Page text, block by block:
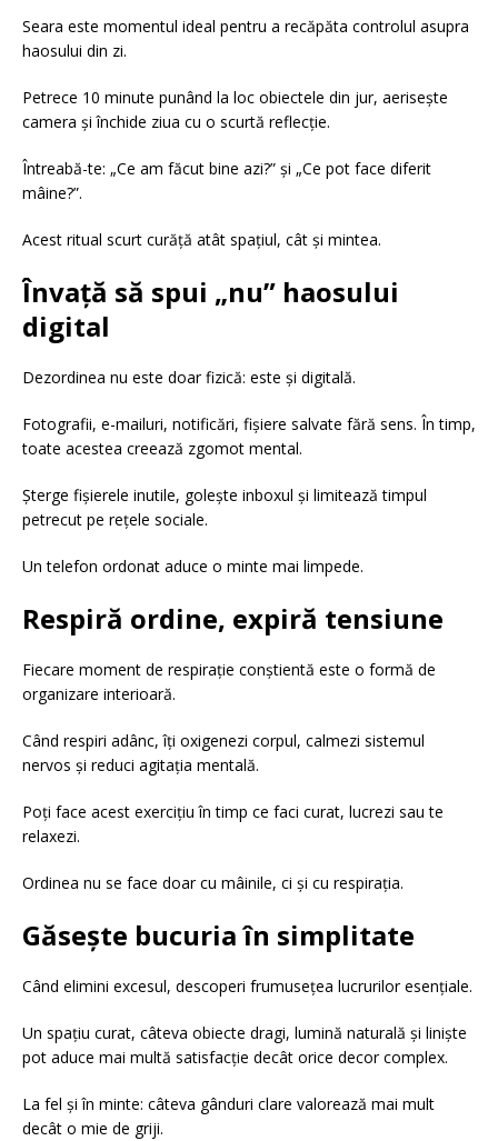
Seara este momentul ideal pentru a recăpăta controlul asupra
haosului din zi.
Petrece 10 minute punând la loc obiectele din jur, aerisește
camera și închide ziua cu o scurtă reflecție.
Întreabă-te: „Ce am făcut bine azi?” și „Ce pot face diferit
mâine?”.
Acest ritual scurt curăță atât spațiul, cât și mintea.
Învață să spui „nu” haosului
digital
Dezordinea nu este doar fizică: este și digitală.
Fotografii, e-mailuri, notificări, fișiere salvate fără sens. În timp,
toate acestea creează zgomot mental.
Șterge fișierele inutile, golește inboxul și limitează timpul
petrecut pe rețele sociale.
Un telefon ordonat aduce o minte mai limpede.
Respiră ordine, expiră tensiune
Fiecare moment de respirație conștientă este o formă de
organizare interioară.
Când respiri adânc, îți oxigenezi corpul, calmezi sistemul
nervos și reduci agitația mentală.
Poți face acest exercițiu în timp ce faci curat, lucrezi sau te
relaxezi.
Ordinea nu se face doar cu mâinile, ci și cu respirația.
Găsește bucuria în simplitate
Când elimini excesul, descoperi frumusețea lucrurilor esențiale.
Un spațiu curat, câteva obiecte dragi, lumină naturală și liniște
pot aduce mai multă satisfacție decât orice decor complex.
La fel și în minte: câteva gânduri clare valorează mai mult
decât o mie de griji.